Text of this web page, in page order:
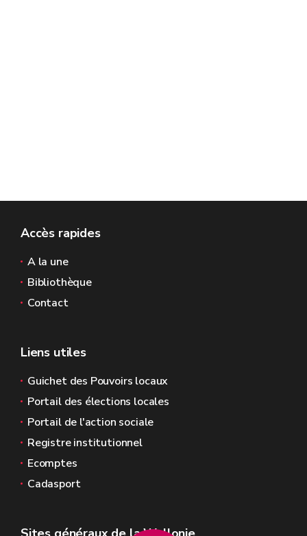
Accès rapides
A la une
Bibliothèque
Contact
Liens utiles
Guichet des Pouvoirs locaux
Portail des élections locales
Portail de l'action sociale
Registre institutionnel
Ecomptes
Cadasport